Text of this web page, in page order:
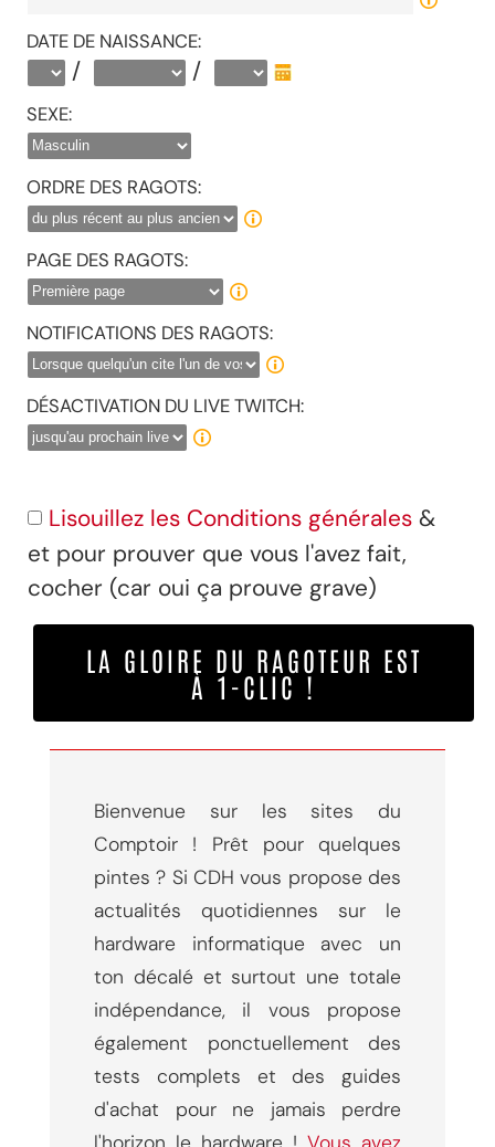
DATE DE NAISSANCE:
/ /
SEXE:
ORDRE DES RAGOTS:
PAGE DES RAGOTS:
NOTIFICATIONS DES RAGOTS:
DÉSACTIVATION DU LIVE TWITCH:
Lisouillez les Conditions générales &
et pour prouver que vous l'avez fait,
cocher (car oui ça prouve grave)
LA GLOIRE DU RAGOTEUR EST
À 1-CLIC !
Bienvenue sur les sites du
Comptoir ! Prêt pour quelques
pintes ? Si CDH vous propose des
actualités quotidiennes sur le
hardware informatique avec un
ton décalé et surtout une totale
indépendance, il vous propose
également ponctuellement des
tests complets et des guides
d'achat pour ne jamais perdre